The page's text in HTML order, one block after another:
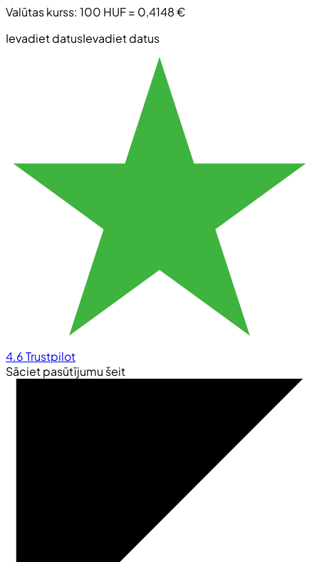
Valūtas kurss: 100 HUF= 0,4148 €
Ievadiet datusIevadiet datus
4.6Trustpilot
Sāciet pasūtījumu šeit